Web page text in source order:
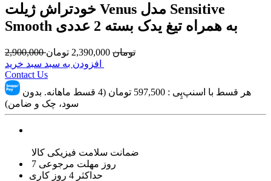
خودتراش ژیلت Venus مدل Sensitive
Smooth به همراه تیغ یدک بسته 2 عددی
2,900,000 تومان 2,390,000 تومان
Contact Us
هر قسط با اسنپ‌پِی : 597,500
تومان (4 قسط ماهانه. بدون
سود، چک و ضامن)
ضمانت سلامت فیزیکی کالا
7 روز مهلت مرجوعی
حداکثر 4 روز کاری